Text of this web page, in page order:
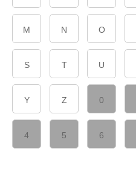
M N O
S T U
Y Z 0
4 5 6